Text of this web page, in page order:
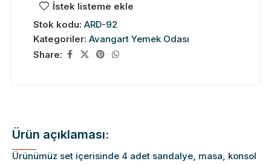
İstek listeme ekle
Stok kodu: ARD-92
Kategoriler: Avangart Yemek Odası
Share:
Ürün açıklaması:
Ürünümüz set içerisinde 4 adet sandalye, masa, konsol